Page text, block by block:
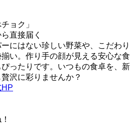
ョク」
直接届く
にはない珍しい野菜や、こだわり
い。作り手の顔が見える安心な食
ったりです。いつもの食卓を、新
沢に彩りませんか？